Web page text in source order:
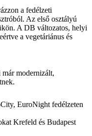
a fedélzeti
Az első osztályú
A DB változatos, helyi
a vegetáriánus és
modernizált,
EuroNight fedélzeten
Krefeld és Budapest